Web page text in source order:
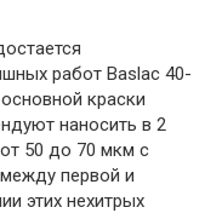
работ Baslac 40-
краски
наносить в 2
50 до 70 мкм с
первой и
этих нехитрых